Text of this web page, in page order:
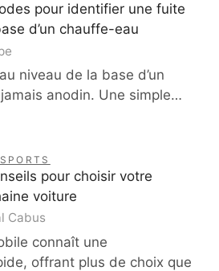
pour identifier une fuite
d’un chauffe-eau
niveau de la base d’un
anodin. Une simple…
pour choisir votre
voiture
Cabus
connaît une
offrant plus de choix que